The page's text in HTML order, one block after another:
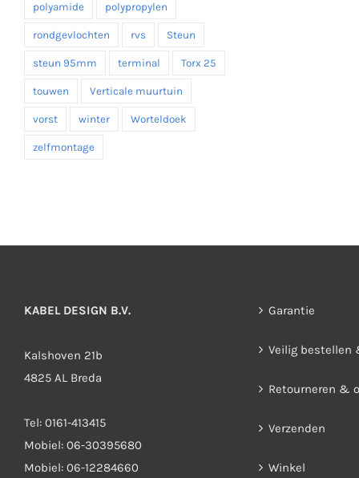
polyamide polypropylen
rondgevlochten rvs Steun
steun 95mm terminal Torx 25
touwen Verticale muurtuin
vorst winter Worteldoek
zelfmontage
KABEL DESIGN B.V.
Kalshoven 21b
4825 AL Breda
Tel: 0161-413415
Mobiel: 06-30395680
Mobiel: 06-12284660
Garantie
Veilig bestellen
Retourneren &
Verzenden
Winkel